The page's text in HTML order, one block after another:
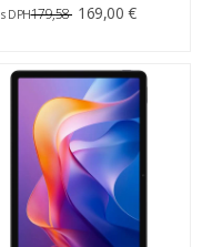
s DPH179,58 169,00 €